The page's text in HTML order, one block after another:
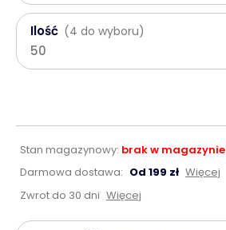
Ilość (4 do wyboru)
50
Stan magazynowy: brak w magazynie
Darmowa dostawa: Od 199 zł Więcej
Zwrot do 30 dni Więcej